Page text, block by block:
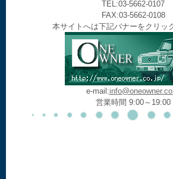
TEL:03-5662-0107
FAX:03-5662-0108
本サイトへは下記バナーをクリッ
e-mail:
営業時間 9:00～19:00